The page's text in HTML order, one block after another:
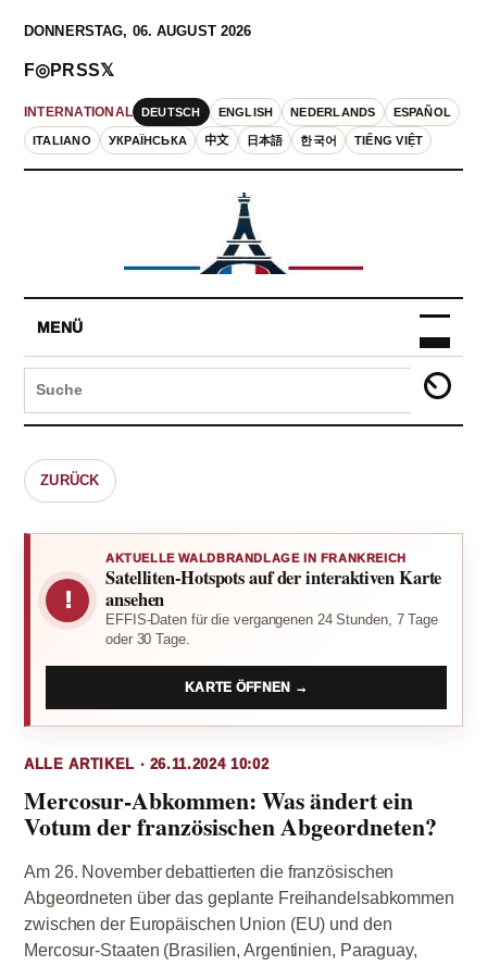
DONNERSTAG, 06. AUGUST 2026
INTERNATIONAL DEUTSCH ENGLISH NEDERLANDS ESPAÑOL
ITALIANO УКРАЇНСЬКА 中文 日本語 한국어 TIẾNG VIỆT
F◎PRSS𝕏
MENÜ
ZURÜCK
!
AKTUELLE WALDBRANDLAGE IN FRANKREICH
Satelliten-Hotspots auf der interaktiven Karte
ansehen
EFFIS-Daten für die vergangenen 24 Stunden, 7 Tage
oder 30 Tage.
KARTE ÖFFNEN →
ALLE ARTIKEL · 26.11.2024 10:02
Mercosur-Abkommen: Was ändert ein
Votum der französischen Abgeordneten?
Am 26. November debattierten die französischen
Abgeordneten über das geplante Freihandelsabkommen
zwischen der Europäischen Union (EU) und den
Mercosur-Staaten (Brasilien, Argentinien, Paraguay,